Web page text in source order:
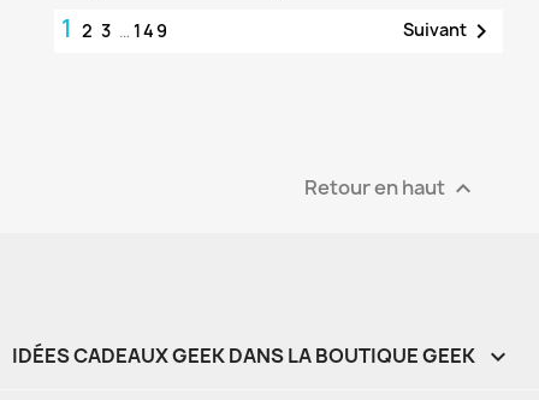
1 2 3 … 149 Suivant 
Retour en haut 
IDÉES CADEAUX GEEK DANS LA BOUTIQUE GEEK 